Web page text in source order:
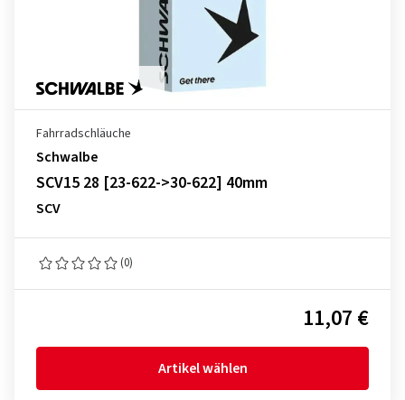
Fahrradschläuche
Schwalbe
SCV15 28 [23-622->30-622] 40mm
SCV
(0)
11,07 €
Artikel wählen